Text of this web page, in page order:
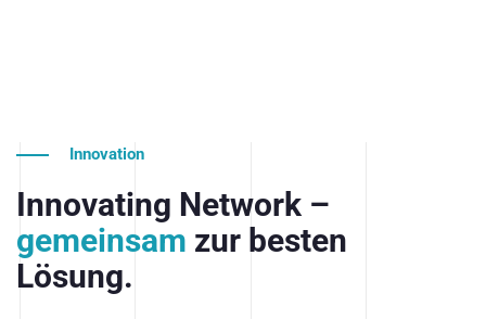
Innovation
Innovating Network –
gemeinsam zur besten
Lösung.